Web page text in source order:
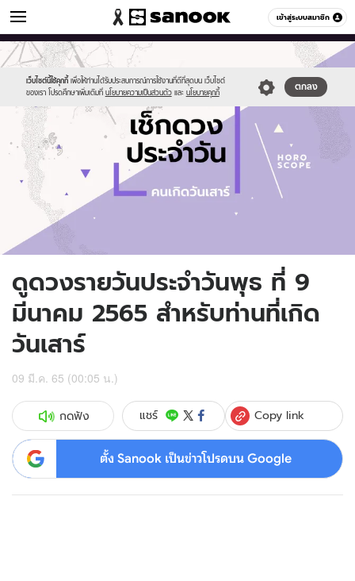
เข้าสู่ระบบสมาชิก
ดูดวง หมวดอื่นๆ
เว็บไซต์นี้ใช้คุกกี้ เพื่อให้ท่านได้รับประสบการณ์การใช้งานที่ดีที่สุดบน เว็บไซต์
ของเรา โปรดศึกษาเพิ่มเติมที่ นโยบายความเป็นส่วนตัว และ นโยบายคุกกี้
ตกลง
Sanook
//s.isanook.com/sr/0/images/logo-
new-
sanook.png
600
60
//s.isanook.com/ho/0/ud/fxd/day/daily-
horoscope-
saturday.jpg
ดูดวงรายวันประจำวันพุธ ที่ 9
มีนาคม 2565 สำหรับท่านที่เกิด
วันเสาร์
09 มี.ค. 65 (00:05 น.)
กดฟัง แชร์ Copy link
ตั้ง Sanook เป็นข่าวโปรดบน Google